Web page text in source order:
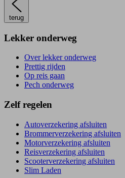
terug
Lekker onderweg
Over lekker onderweg
Prettig rijden
Op reis gaan
Pech onderweg
Zelf regelen
Autoverzekering afsluiten
Brommerverzekering afsluiten
Motorverzekering afsluiten
Reisverzekering afsluiten
Scooterverzekering afsluiten
Slim Laden